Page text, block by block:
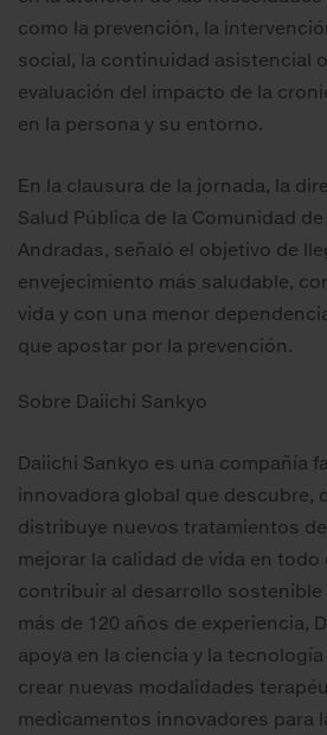
como la prevención, la
social, la continuidad asistencial
evaluación del impacto de la
en la persona y su entorno.
En la clausura de la jornada, la
Salud Pública de la Comunidad
Andradas, señaló el objetivo de
envejecimiento más saludable,
vida y con una menor
que apostar por la prevención.
Sobre Daiichi Sankyo
Daiichi Sankyo es una compañía
innovadora global que descubre,
distribuye nuevos tratamientos
mejorar la calidad de vida en todo
contribuir al desarrollo sostenible
más de 120 años de experiencia,
apoya en la ciencia y la
crear nuevas modalidades
medicamentos innovadores para